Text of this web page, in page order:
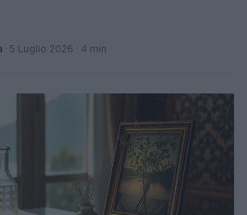
· 5 Luglio 2026 · 4 min